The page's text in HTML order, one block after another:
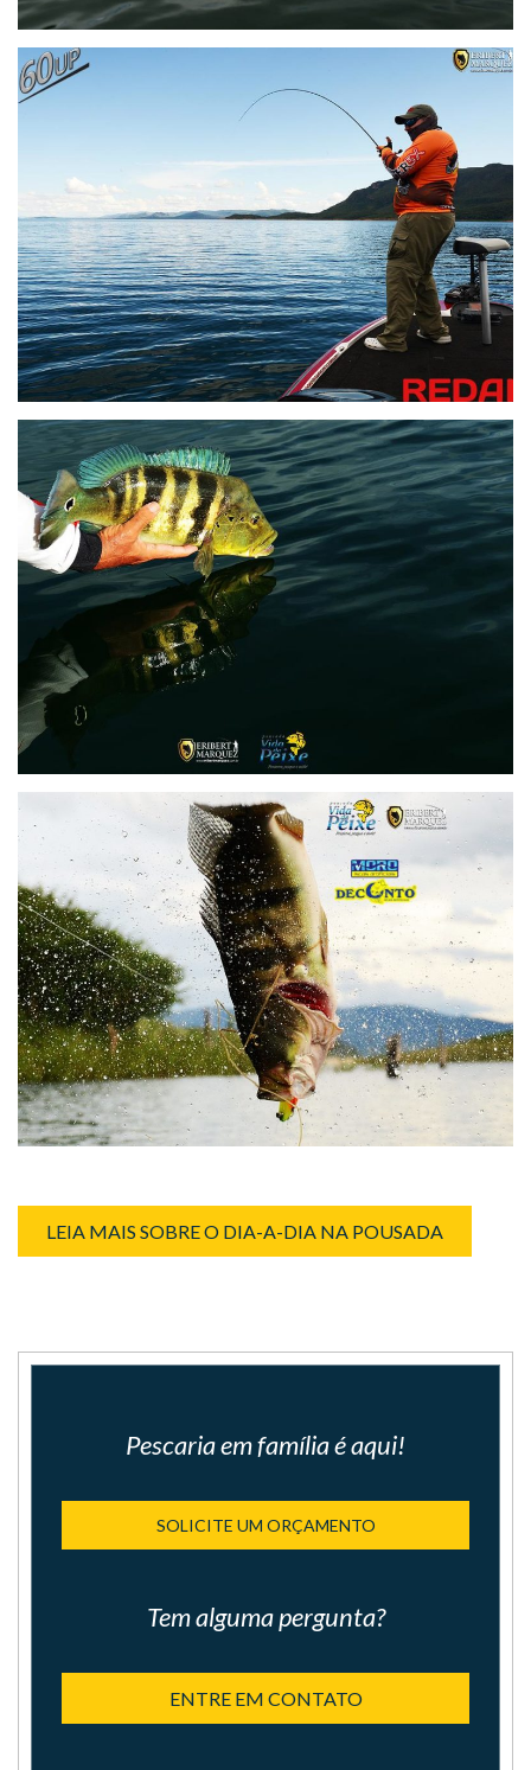
LEIA MAIS SOBRE O DIA-A-DIA NA POUSADA
Pescaria em família é aqui!
SOLICITE UM ORÇAMENTO
Tem alguma pergunta?
ENTRE EM CONTATO